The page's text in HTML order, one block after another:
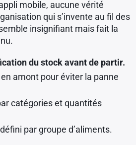
mobile, aucune vérité
qui s’invente au fil des
insignifiant mais fait la
du stock avant de partir.
amont pour éviter la panne
catégories et quantités
par groupe d’aliments.